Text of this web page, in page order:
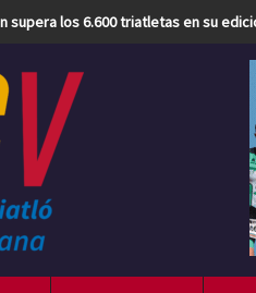
supera los 6.600 triatletas en su